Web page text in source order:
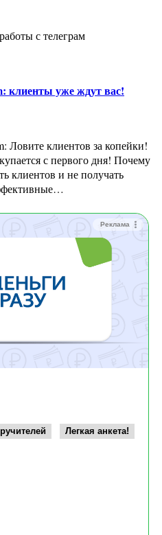
с телеграм
клиенты уже ждут вас!
с первого дня! Почему
клиентов и не получать
Реклама
Легкая анкета!